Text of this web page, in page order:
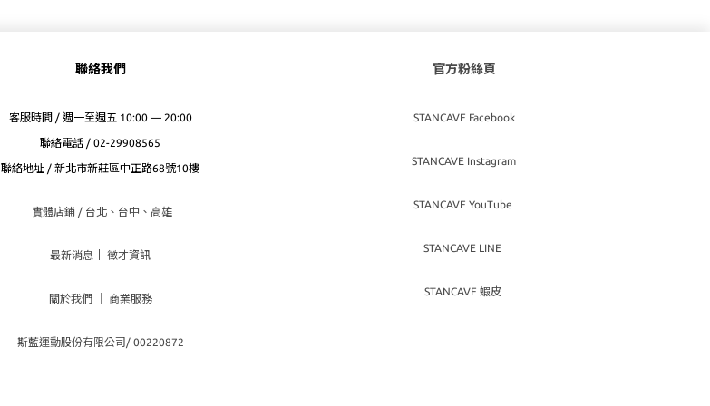
聯絡我們
客服時間 / 週一至週五 10:00 — 20:00
聯絡電話 / 02-29908565
聯絡地址 / 新北市新莊區中正路68號10樓
實體店鋪 / 台北、台中、高雄
最新消息 徵才資訊
關於我們 商業服務
斯藍運動股份有限公司/ 00220872
官方粉絲頁
STANCAVE Facebook
STANCAVE Instagram
STANCAVE YouTube
STANCAVE LINE
STANCAVE 蝦皮